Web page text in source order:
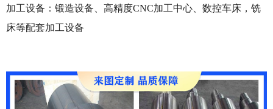
加工设备：锻造设备、高精度CNC加工中心、数控车床，铣
床等配套加工设备